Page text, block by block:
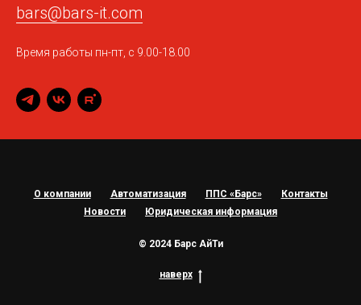
bars@bars-it.com
Время работы пн-пт, с 9.00-18.00
О компании Автоматизация ППС «Барс»
Контакты
Новости
Юридическая информация
© 2024 Барс АйТи
наверх